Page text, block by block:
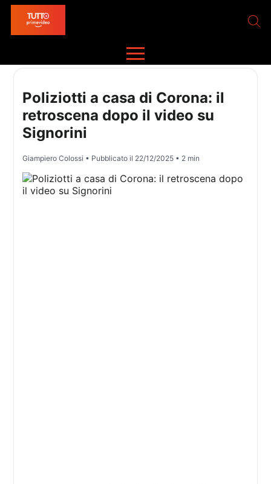
Poliziotti a casa di Corona: il
retroscena dopo il video su
Signorini
Giampiero Colossi • Pubblicato il 22/12/2025 • 2 min